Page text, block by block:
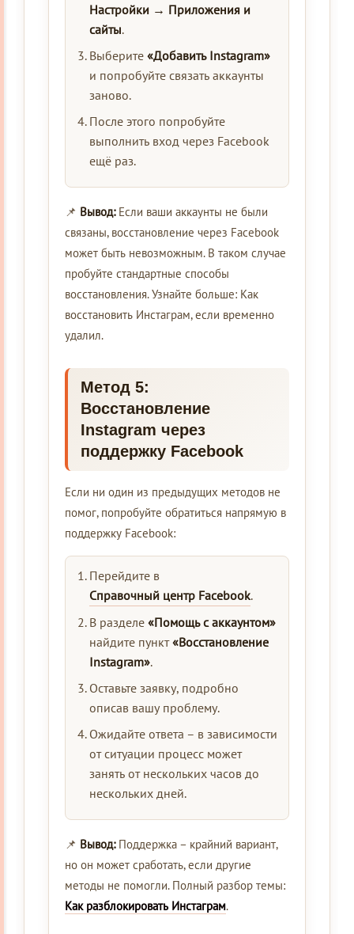
Настройки → Приложения и
сайты.
Выберите «Добавить Instagram»
и попробуйте связать аккаунты
заново.
После этого попробуйте
выполнить вход через Facebook
ещё раз.
📌 Вывод:Если ваши аккаунты не были
связаны, восстановление через Facebook
может быть невозможным. В таком случае
пробуйте стандартные способы
восстановления. Узнайте больше: Как
восстановить Инстаграм, если временно
удалил.
Метод 5:
Восстановление
Instagram через
поддержку Facebook
Если ни один из предыдущих методов не
помог, попробуйте обратиться напрямую в
поддержку Facebook:
Перейдите в
Справочный центр Facebook.
В разделе «Помощь с аккаунтом»
найдите пункт«Восстановление
Instagram».
Оставьте заявку, подробно
описав вашу проблему.
Ожидайте ответа – в зависимости
от ситуации процесс может
занять от нескольких часов до
нескольких дней.
📌 Вывод:Поддержка – крайний вариант,
но он может сработать, если другие
методы не помогли. Полный разбор темы:
Как разблокировать Инстаграм.